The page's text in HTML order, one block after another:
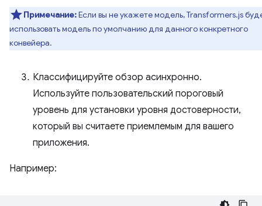
Примечание:Если вы не укажете модель, Transformers.js
использовать модель по умолчанию для данного конкретного
конвейера.
Классифицируйте обзор асинхронно.
Используйте пользовательский пороговый
уровень для установки уровня достоверности,
который вы считаете приемлемым для вашего
приложения.
Например: